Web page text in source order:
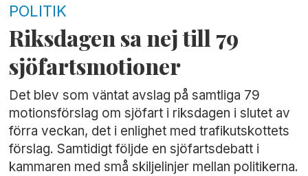
POLITIK
Riksdagen sa nej till 79
sjöfartsmotioner
Det blev som väntat avslag på samtliga 79
motionsförslag om sjöfart i riksdagen i slutet av
förra veckan, det i enlighet med trafikutskottets
förslag. Samtidigt följde en sjöfartsdebatt i
kammaren med små skiljelinjer mellan politikerna.